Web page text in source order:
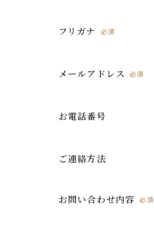
フリガナ 必須
メールアドレス 必須
お電話番号
ご連絡方法
お問い合わせ内容 必須